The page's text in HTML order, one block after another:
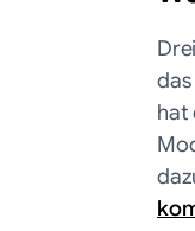
hat